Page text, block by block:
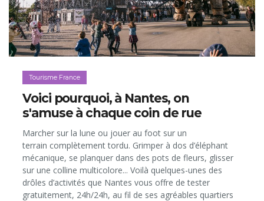
Tourisme France
Voici pourquoi, à Nantes, on
s'amuse à chaque coin de rue
Marcher sur la lune ou jouer au foot sur un
terrain complètement tordu. Grimper à dos d’éléphant
mécanique, se planquer dans des pots de fleurs, glisser
sur une colline multicolore... Voilà quelques-unes des
drôles d’activités que Nantes vous offre de tester
gratuitement, 24h/24h, au fil de ses agréables quartiers